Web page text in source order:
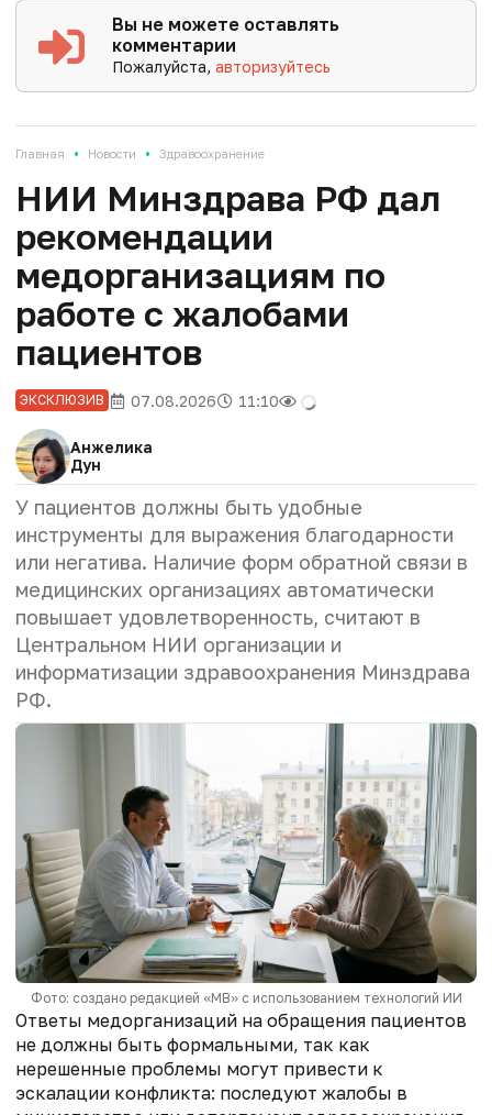
Вы не можете оставлять
комментарии
Пожалуйста,авторизуйтесь
Главная • Новости • Здравоохранение
НИИ Минздрава РФ дал
рекомендации
медорганизациям по
работе с жалобами
пациентов
ЭКСКЛЮЗИВ 07.08.2026 11:10
Анжелика
Дун
У пациентов должны быть удобные
инструменты для выражения благодарности
или негатива. Наличие форм обратной связи в
медицинских организациях автоматически
повышает удовлетворенность, считают в
Центральном НИИ организации и
информатизации здравоохранения Минздрава
РФ.
Фото: создано редакцией «МВ» с использованием технологий ИИ
Ответы медорганизаций на обращения пациентов
не должны быть формальными, так как
нерешенные проблемы могут привести к
эскалации конфликта: последуют жалобы в